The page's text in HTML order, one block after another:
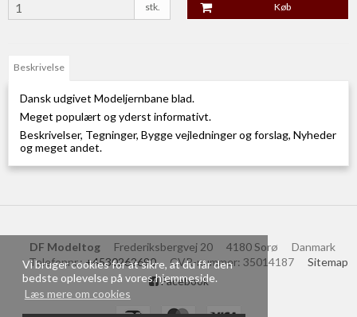
Vi bruger cookies for at sikre, at du får den
bedste oplevelse på vores hjemmeside.
Læs mere om cookies
stk. Køb
Beskrivelse
Dansk udgivet Modeljernbane blad.
Meget populært og yderst informativt.
Beskrivelser, Tegninger, Bygge vejledninger og forslag, Nyheder
og meget andet.
DF Modeltog Frederiksbergvej 20 4180 Sorø
Danmark
Telefonnr.: +4530262690 CVR-nummer: 35014187
Sitemap
Facebook